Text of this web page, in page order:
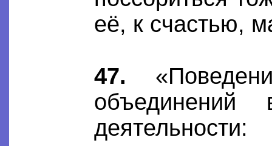
её, к счастью,
47.
объединений
деятельности: